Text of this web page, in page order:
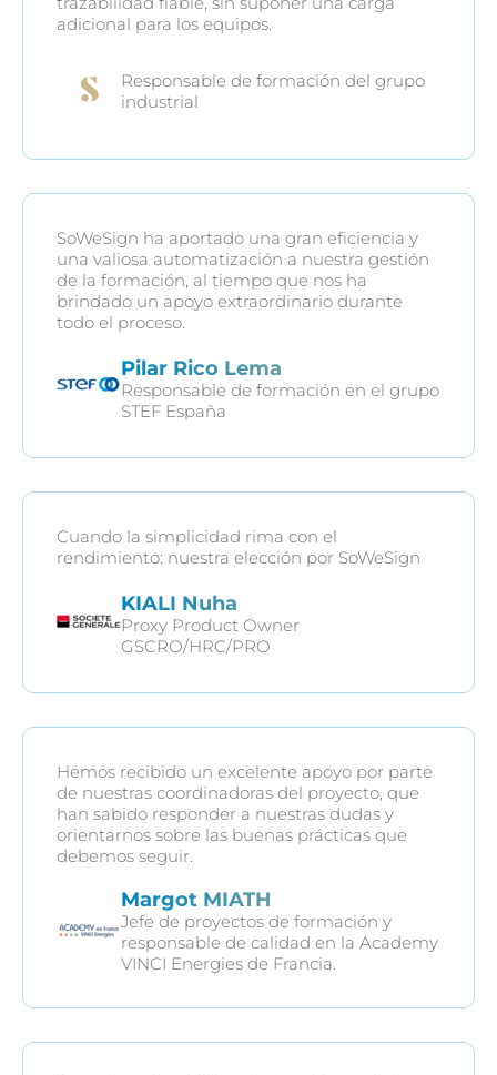
adicional para los equipos.
Responsable de formación del grupo
industrial
SoWeSign ha aportado una gran eficiencia y
una valiosa automatización a nuestra gestión
de la formación, al tiempo que nos ha
brindado un apoyo extraordinario durante
todo el proceso.
Pilar Rico Lema
Responsable de formación en el grupo
STEF España
Cuando la simplicidad rima con el
rendimiento: nuestra elección por SoWeSign
KIALI Nuha
Proxy Product Owner
GSCRO/HRC/PRO
Hemos recibido un excelente apoyo por parte
de nuestras coordinadoras del proyecto, que
han sabido responder a nuestras dudas y
orientarnos sobre las buenas prácticas que
debemos seguir.
Margot MIATH
Jefe de proyectos de formación y
responsable de calidad en la Academy
VINCI Energies de Francia.